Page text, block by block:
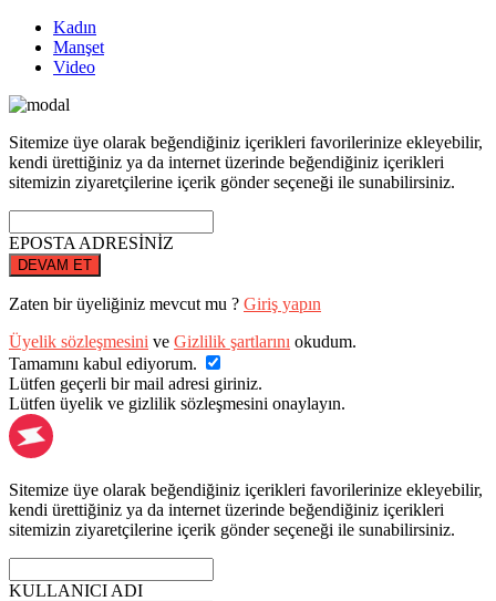
Kadın
Manşet
Video
Sitemize üye olarak beğendiğiniz içerikleri favorilerinize ekleyebilir,
kendi ürettiğiniz ya da internet üzerinde beğendiğiniz içerikleri
sitemizin ziyaretçilerine içerik gönder seçeneği ile sunabilirsiniz.
EPOSTA ADRESİNİZ
DEVAM ET
Zaten bir üyeliğiniz mevcut mu ? Giriş yapın
Üyelik sözleşmesini ve Gizlilik şartlarını okudum.
Tamamını kabul ediyorum.
Lütfen geçerli bir mail adresi giriniz.
Lütfen üyelik ve gizlilik sözleşmesini onaylayın.
Sitemize üye olarak beğendiğiniz içerikleri favorilerinize ekleyebilir,
kendi ürettiğiniz ya da internet üzerinde beğendiğiniz içerikleri
sitemizin ziyaretçilerine içerik gönder seçeneği ile sunabilirsiniz.
KULLANICI ADI